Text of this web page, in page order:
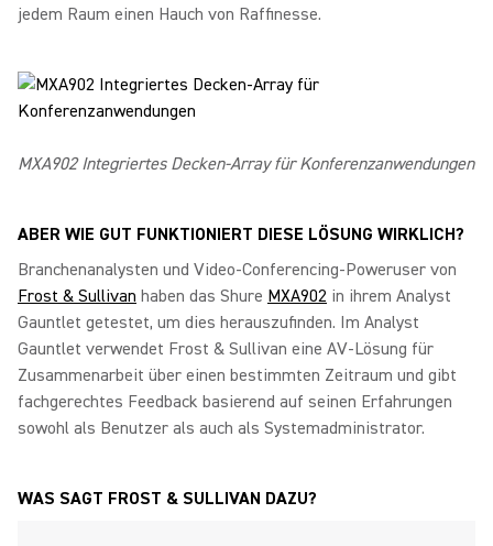
jedem Raum einen Hauch von Raffinesse.
MXA902 Integriertes Decken-Array für Konferenzanwendungen
ABER WIE GUT FUNKTIONIERT DIESE LÖSUNG WIRKLICH?
Branchenanalysten und Video-Conferencing-Poweruser von
Frost & Sullivan haben das Shure MXA902 in ihrem Analyst
Gauntlet getestet, um dies herauszufinden. Im Analyst
Gauntlet verwendet Frost & Sullivan eine AV-Lösung für
Zusammenarbeit über einen bestimmten Zeitraum und gibt
fachgerechtes Feedback basierend auf seinen Erfahrungen
sowohl als Benutzer als auch als Systemadministrator.
WAS SAGT FROST & SULLIVAN DAZU?